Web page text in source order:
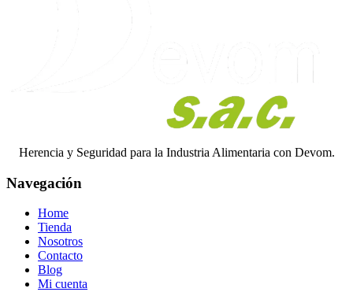
Herencia y Seguridad para la Industria Alimentaria con Devom.
Navegación
Home
Tienda
Nosotros
Contacto
Blog
Mi cuenta